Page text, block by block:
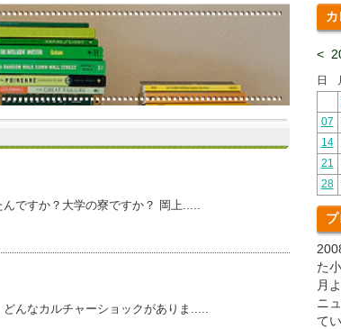
ですか？大学の寮ですか？ 岡上.....
んなカルチャーショックがありま.....
<
日
07
14
21
28
た
月
ニ
て